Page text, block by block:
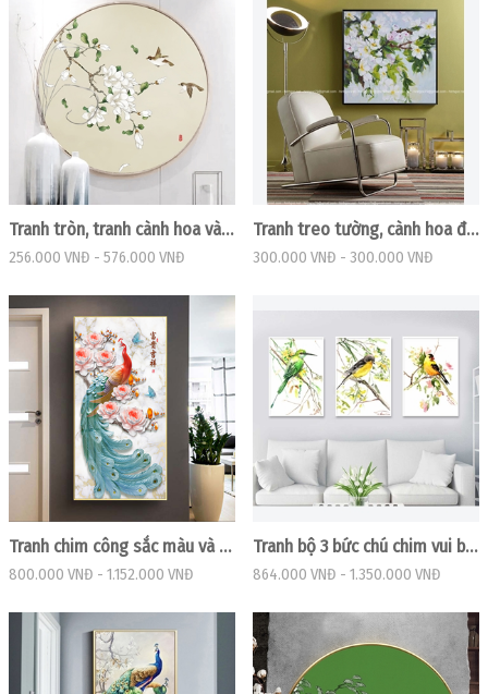
Tranh tròn, tranh cành hoa và đôi chim
256.000 VNĐ - 576.000 VNĐ
Tranh treo tường, cành hoa đang nở
300.000 VNĐ - 300.000 VNĐ
Tranh chim công sắc màu và hoa nở đẹp
800.000 VNĐ - 1.152.000 VNĐ
Tranh bộ 3 bức chú chim vui bên cành hoa nở
864.000 VNĐ - 1.350.000 VNĐ